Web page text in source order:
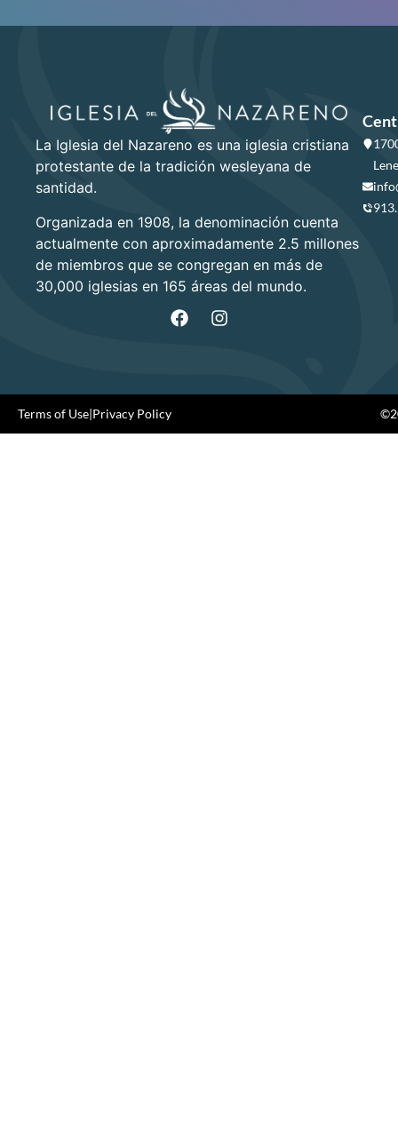
La Iglesia del Nazareno es una iglesia cristiana
protestante de la tradición wesleyana de
santidad.
Organizada en 1908, la denominación cuenta
actualmente con aproximadamente 2.5 millones
de miembros que se congregan en más de
30,000 iglesias en 165 áreas del mundo.
Terms of Use|Privacy Policy